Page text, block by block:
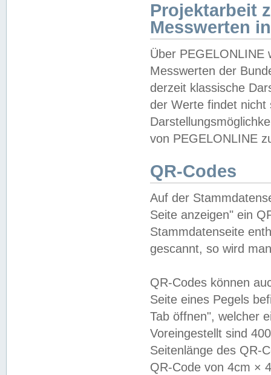
Projektarbeit
Messwerten
Über PEGELONLINE
Messwerten der
derzeit klassische
der Werte findet
von PEGELONLINE
QR-Codes
Auf der
Seite anzeigen" ein
Stammdatenseite
gescannt, so wird
QR-Codes können
Seite eines Pegels
Tab öffnen", welcher
Voreingestellt sind
Seitenlänge des QR-
QR-Code von 4cm ×